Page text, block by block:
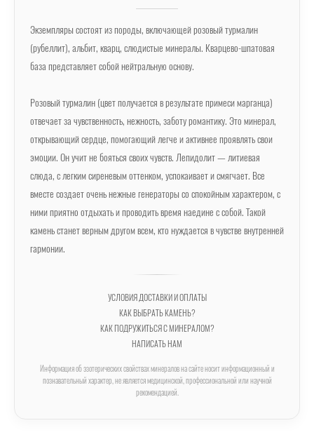
Экземпляры состоят из породы, включающей розовый турмалин
(рубеллит), альбит, кварц, слюдистые минералы. Кварцево-шпатовая
база представляет собой нейтральную основу.
Розовый турмалин (цвет получается в результате примеси марганца)
отвечает за чувственность, нежность, заботу романтику. Это минерал,
открывающий сердце, помогающий легче и активнее проявлять свои
эмоции. Он учит не бояться своих чувств. Лепидолит — литиевая
слюда, с легким сиреневым оттенком, успокаивает и смягчает. Все
вместе создает очень нежные генераторы со спокойным характером, с
ними приятно отдыхать и проводить время наедине с собой. Такой
камень станет верным другом всем, кто нуждается в чувстве внутренней
гармонии.
УСЛОВИЯ ДОСТАВКИ И ОПЛАТЫ
КАК ВЫБРАТЬ КАМЕНЬ?
КАК ПОДРУЖИТЬСЯ С МИНЕРАЛОМ?
НАПИСАТЬ НАМ
Информация об эзотерических свойствах минералов на сайте носит информационный и
познавательный характер, не является медицинской, профессиональной или научной
рекомендацией.